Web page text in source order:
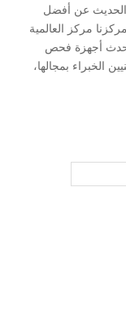
عن أفضل
مركز العالمية
أجهزة فحص
الخبراء بمجالها،